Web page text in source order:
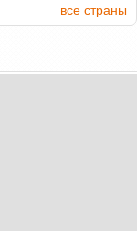
все страны